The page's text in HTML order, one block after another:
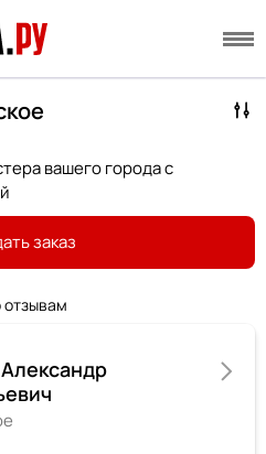
вашего города с
заказ
отзывам